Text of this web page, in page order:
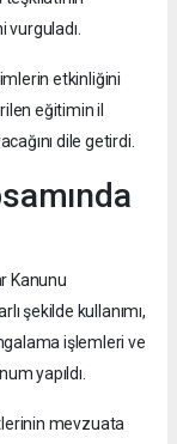
vurguladı.
etkinliğini
eğitimin il
dile getirdi.
Kanunu
şekilde kullanımı,
işlemleri ve
yapıldı.
mevzuata